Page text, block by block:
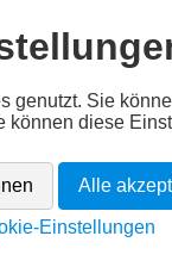
Alle akzeptieren"
Alle akzeptieren
genutzt. Sie
können diese
Alle
Einstellungen